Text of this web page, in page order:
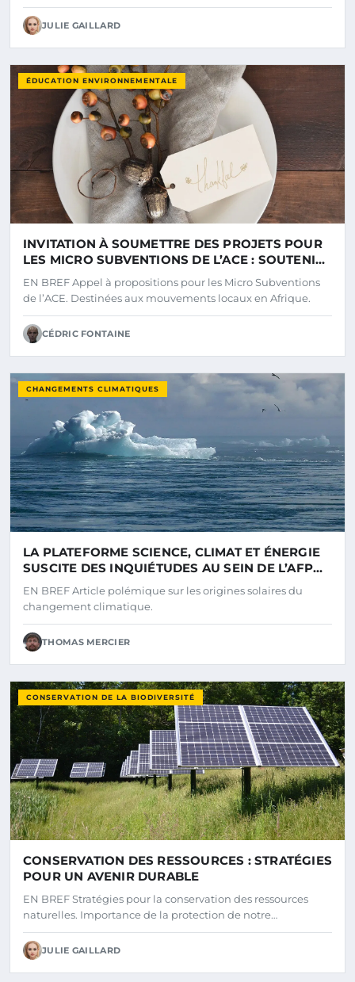
JULIE GAILLARD
ÉDUCATION ENVIRONNEMENTALE
INVITATION À SOUMETTRE DES PROJETS POUR
LES MICRO SUBVENTIONS DE L’ACE : SOUTENIR
LES INITIATIVES LOCALES POUR LE CLIMAT ET
L’ENVIRONNEMENT EN AFRIQUE
EN BREF Appel à propositions pour les Micro Subventions
de l’ACE. Destinées aux mouvements locaux en Afrique.
CÉDRIC FONTAINE
CHANGEMENTS CLIMATIQUES
LA PLATEFORME SCIENCE, CLIMAT ET ÉNERGIE
SUSCITE DES INQUIÉTUDES AU SEIN DE L’AFP
BELGIQUE
EN BREF Article polémique sur les origines solaires du
changement climatique.
THOMAS MERCIER
CONSERVATION DE LA BIODIVERSITÉ
CONSERVATION DES RESSOURCES : STRATÉGIES
POUR UN AVENIR DURABLE
EN BREF Stratégies pour la conservation des ressources
naturelles. Importance de la protection de notre…
JULIE GAILLARD